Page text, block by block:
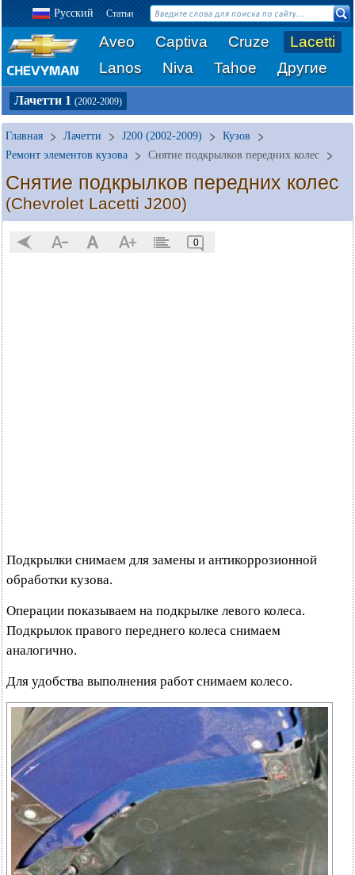
Русский Статьи
Aveo Captiva Cruze
Lacetti
Lanos
Niva Tahoe Другие
Лачетти 1 (2002-2009)
Главная Лачетти J200 (2002-2009)
Кузов
Ремонт элементов кузова
Снятие подкрылков передних колес
Снятие подкрылков передних колес
(Chevrolet Lacetti J200)
0
Подкрылки снимаем для замены и антикоррозионной
обработки кузова.
Операции показываем на подкрылке левого колеса.
Подкрылок правого переднего колеса снимаем
аналогично.
Для удобства выполнения работ снимаем колесо.